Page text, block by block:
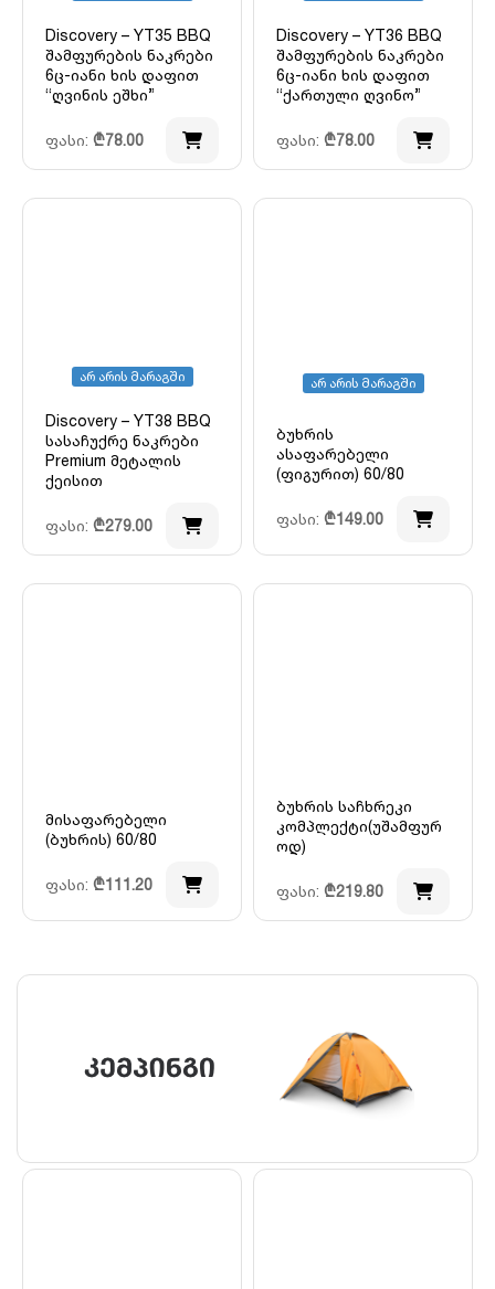
Discovery – YT35 BBQ
შამფურების ნაკრები
6ც-იანი ხის დაფით
“ღვინის ეშხი”
ფასი: ₾78.00
Discovery – YT36 BBQ
შამფურების ნაკრები
6ც-იანი ხის დაფით
“ქართული ღვინო”
ფასი: ₾78.00
არ არის მარაგში
Discovery – YT38 BBQ
სასაჩუქრე ნაკრები
Premium მეტალის
ქეისით
ფასი: ₾279.00
არ არის მარაგში
ბუხრის
ასაფარებელი
(ფიგურით) 60/80
ფასი: ₾149.00
მისაფარებელი
(ბუხრის) 60/80
ფასი: ₾111.20
ბუხრის საჩხრეკი
კომპლექტი(უშამფურ
ოდ)
ფასი: ₾219.80